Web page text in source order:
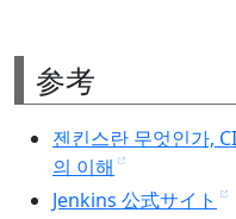
参考
젠킨스란 무엇인가,
의 이해
Jenkins 公式サイト